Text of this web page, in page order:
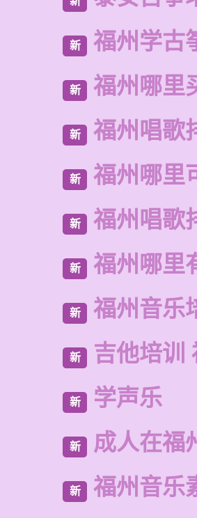
新 福州学古
新 福州哪里
新 福州唱歌
新 福州哪里
新 福州唱歌
新 福州哪里
新 福州音乐
新 吉他培训
新 学声乐
新 成人在福
新 福州音乐